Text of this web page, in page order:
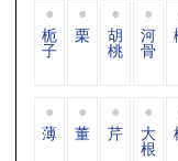
栀
子
栗 胡
桃
河
骨
薄 董 芹 大
根